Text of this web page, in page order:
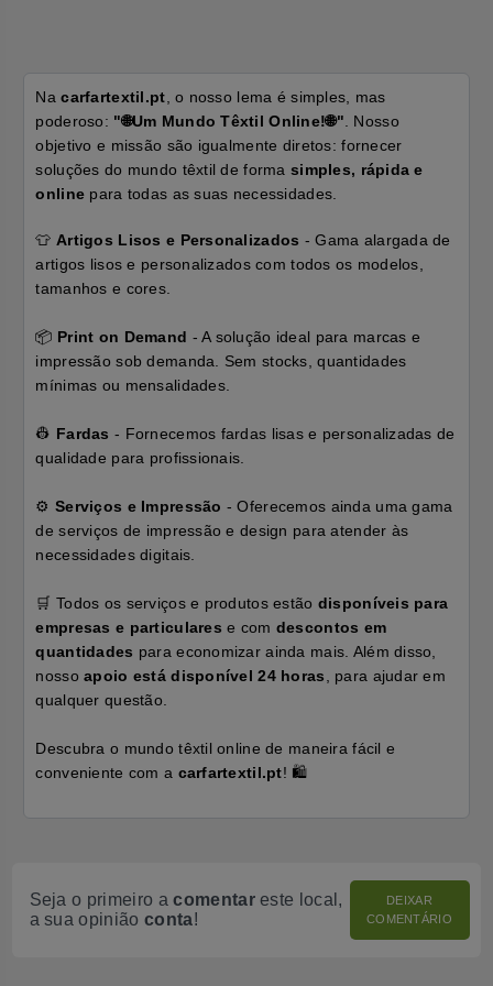
Nacarfartextil.pt , o nosso lema é simples, mas
poderoso: "🌐Um Mundo Têxtil Online!🌐" . Nosso
objetivo e missão são igualmente diretos: fornecer
soluções do mundo têxtil de formasimples, rápida e
online para todas as suas necessidades.
👕 Artigos Lisos e Personalizados - Gama alargada de
artigos lisos e personalizados com todos os modelos,
tamanhos e cores.
📦 Print on Demand - A solução ideal para marcas e
impressão sob demanda. Sem stocks, quantidades
mínimas ou mensalidades.
👷 Fardas- Fornecemos fardas lisas e personalizadas de
qualidade para profissionais.
⚙️ Serviços e Impressão - Oferecemos ainda uma gama
de serviços de impressão e design para atender às
necessidades digitais.
🛒 Todos os serviços e produtos estão disponíveis para
empresas e particulares e com descontos em
quantidades para economizar ainda mais. Além disso,
nossoapoio está disponível 24 horas , para ajudar em
qualquer questão.
Descubra o mundo têxtil online de maneira fácil e
conveniente com a carfartextil.pt! 🛍️
Seja o primeiro acomentareste local,
a sua opinião conta!
DEIXAR
COMENTÁRIO